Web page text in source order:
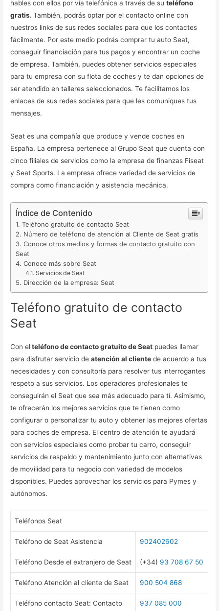
hables con ellos por vía telefónica a través de suteléfono
gratis.También, podrás optar por el contacto online con
nuestros links de sus redes sociales para que los contactes
fácilmente. Por este medio podrás comprar tu auto Seat,
conseguir financiación para tus pagos y encontrar un coche
de empresa. También, puedes obtener servicios especiales
para tu empresa con su flota de coches y te dan opciones de
ser atendido en talleres seleccionados. Te facilitamos los
enlaces de sus redes sociales para que les comuniques tus
mensajes.
Seat es una compañía que produce y vende coches en
España. La empresa pertenece al Grupo Seat que cuenta con
cinco filiales de servicios como la empresa de finanzas Fiseat
y Seat Sports. La empresa ofrece variedad de servicios de
compra como financiación y asistencia mecánica.
Índice de Contenido
Teléfono gratuito de contacto Seat
Número de teléfono de atención al Cliente de Seat gratis
Conoce otros medios y formas de contacto gratuito con
Seat
Conoce más sobre Seat
Servicios de Seat
Dirección de la empresa: Seat
Teléfono gratuito de contacto
Seat
Con elteléfono de contacto gratuito de Seat puedes llamar
para disfrutar servicio deatención al cliente de acuerdo a tus
necesidades y con consultoría para resolver tus interrogantes
respeto a sus servicios. Los operadores profesionales te
conseguirán el Seat que sea más adecuado para tí. Asimismo,
te ofrecerán los mejores servicios que te tienen como
configurar o personalizar tu auto y obtener las mejores ofertas
para coches de empresa. El centro de atención te ayudará
con servicios especiales como probar tu carro, conseguir
servicios de respaldo y mantenimiento junto con alternativas
de movilidad para tu negocio con variedad de modelos
disponibles. Puedes aprovechar los servicios para Pymes y
autónomos.
Teléfonos Seat
Teléfono de Seat Asistencia 902402602
Teléfono Desde el extranjero de Seat (+34) 93 708 67 50
Teléfono Atención al cliente de Seat 900 504 868
Teléfono contacto Seat: Contacto 937 085 000